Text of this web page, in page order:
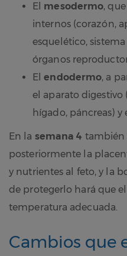
El mesodermo,
internos (corazón,
esquelético,
órganos
El endodermo, a
el aparato digestivo
hígado, páncreas)
En la semana 4 también
posteriormente la
y nutrientes al feto, y la
de protegerlo hará que
temperatura adecuada.
Cambios que